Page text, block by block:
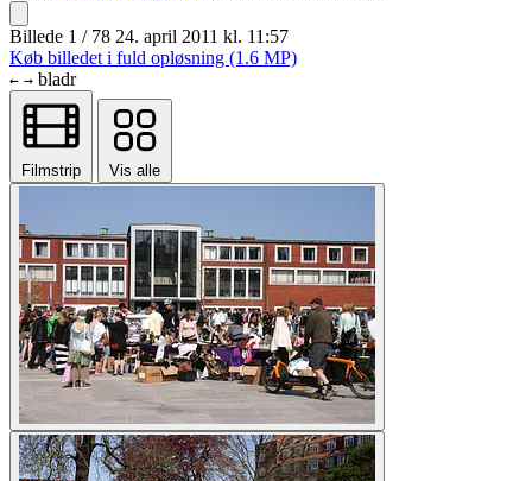
Billede 1 / 78 24. april 2011 kl. 11:57
Køb billedet i fuld opløsning (1.6 MP)
← → bladr
Filmstrip Vis alle